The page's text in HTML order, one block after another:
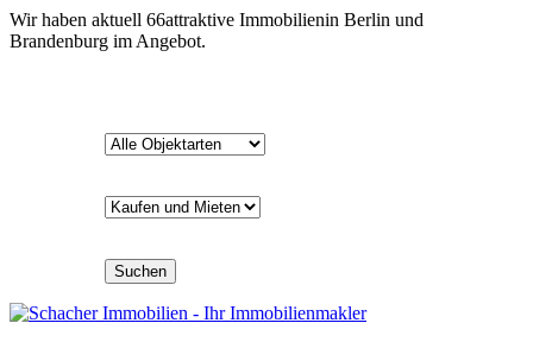
Wir haben aktuell 66attraktive Immobilienin Berlin und
Brandenburg im Angebot.
Suchen